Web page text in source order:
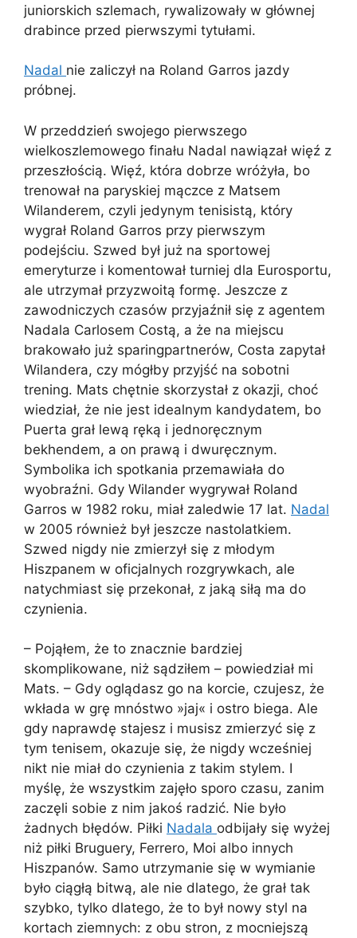
juniorskich szlemach, rywalizowały w głównej
drabince przed pierwszymi tytułami.
Nadal nie zaliczył na Roland Garros jazdy
próbnej.
W przeddzień swojego pierwszego
wielkoszlemowego finału Nadal nawiązał więź z
przeszłością. Więź, która dobrze wróżyła, bo
trenował na paryskiej mączce z Matsem
Wilanderem, czyli jedynym tenisistą, który
wygrał Roland Garros przy pierwszym
podejściu. Szwed był już na sportowej
emeryturze i komentował turniej dla Eurosportu,
ale utrzymał przyzwoitą formę. Jeszcze z
zawodniczych czasów przyjaźnił się z agentem
Nadala Carlosem Costą, a że na miejscu
brakowało już sparingpartnerów, Costa zapytał
Wilandera, czy mógłby przyjść na sobotni
trening. Mats chętnie skorzystał z okazji, choć
wiedział, że nie jest idealnym kandydatem, bo
Puerta grał lewą ręką i jednoręcznym
bekhendem, a on prawą i dwuręcznym.
Symbolika ich spotkania przemawiała do
wyobraźni. Gdy Wilander wygrywał Roland
Garros w 1982 roku, miał zaledwie 17 lat. Nadal
w 2005 również był jeszcze nastolatkiem.
Szwed nigdy nie zmierzył się z młodym
Hiszpanem w oficjalnych rozgrywkach, ale
natychmiast się przekonał, z jaką siłą ma do
czynienia.
– Pojąłem, że to znacznie bardziej
skomplikowane, niż sądziłem – powiedział mi
Mats. – Gdy oglądasz go na korcie, czujesz, że
wkłada w grę mnóstwo »jaj« i ostro biega. Ale
gdy naprawdę stajesz i musisz zmierzyć się z
tym tenisem, okazuje się, że nigdy wcześniej
nikt nie miał do czynienia z takim stylem. I
myślę, że wszystkim zajęło sporo czasu, zanim
zaczęli sobie z nim jakoś radzić. Nie było
żadnych błędów. Piłki Nadala odbijały się wyżej
niż piłki Bruguery, Ferrero, Moi albo innych
Hiszpanów. Samo utrzymanie się w wymianie
było ciągłą bitwą, ale nie dlatego, że grał tak
szybko, tylko dlatego, że to był nowy styl na
kortach ziemnych: z obu stron, z mocniejszą